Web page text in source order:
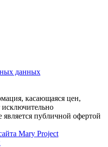
данных
касающаяся цен,
исключительно
публичной офертой
Mary Project